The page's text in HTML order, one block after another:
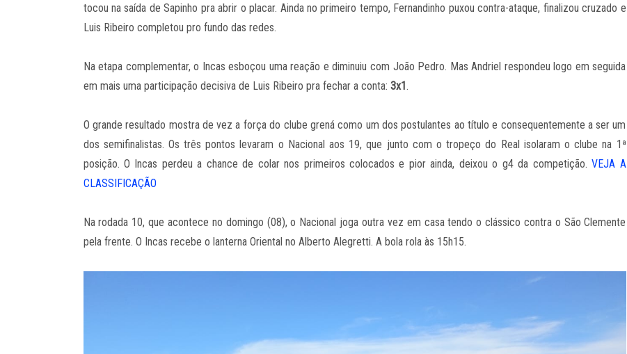
tocou na saída de Sapinho pra abrir o placar. Ainda no primeiro tempo, Fernandinho puxou contra-ataque, finalizou cruzado e
Luis Ribeiro completou pro fundo das redes.
Na etapa complementar, o Incas esboçou uma reação e diminuiu com João Pedro. Mas Andriel respondeu logo em seguida
em mais uma participação decisiva de Luis Ribeiro pra fechar a conta: 3x1.
O grande resultado mostra de vez a força do clube grená como um dos postulantes ao título e consequentemente a ser um
dos semifinalistas. Os três pontos levaram o Nacional aos 19, que junto com o tropeço do Real isolaram o clube na 1ª
posição. O Incas perdeu a chance de colar nos primeiros colocados e pior ainda, deixou o g4 da competição.VEJA A
CLASSIFICAÇÃO
Na rodada 10, que acontece no domingo (08), o Nacional joga outra vez em casa tendo o clássico contra o São Clemente
pela frente. O Incas recebe o lanterna Oriental no Alberto Alegretti. A bola rola às 15h15.